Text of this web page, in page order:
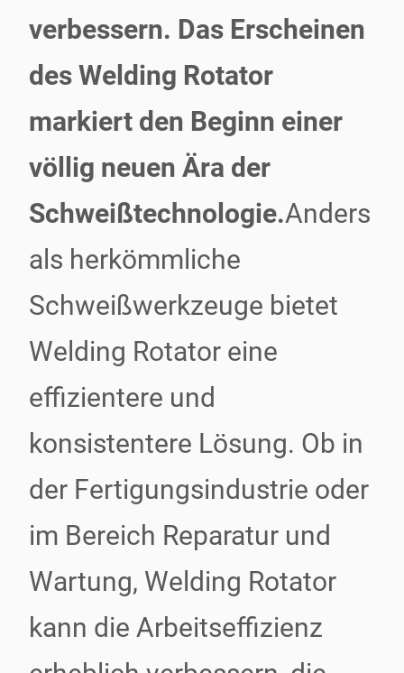
verbessern. Das Erscheinen
des Welding Rotator
markiert den Beginn einer
völlig neuen Ära der
Schweißtechnologie.Anders
als herkömmliche
Schweißwerkzeuge bietet
Welding Rotator eine
effizientere und
konsistentere Lösung. Ob in
der Fertigungsindustrie oder
im Bereich Reparatur und
Wartung, Welding Rotator
kann die Arbeitseffizienz